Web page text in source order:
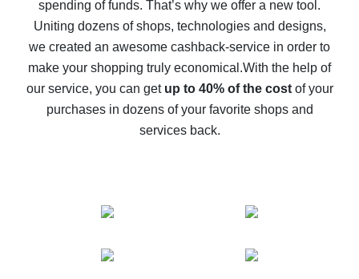
10% cash back on AliExpress - the impossible is
possible
The best cash back on AliExpress - how to find it
The best cash back service for AliExpress - let's
compare offers
spending of funds. That’s why we offer a new tool.
Uniting dozens of shops, technologies and designs,
we created an awesome cashback-service in order to
make your shopping truly economical.With the help of
our service, you can get up to 40% of the costof your
purchases in dozens of your favorite shops and
services back.